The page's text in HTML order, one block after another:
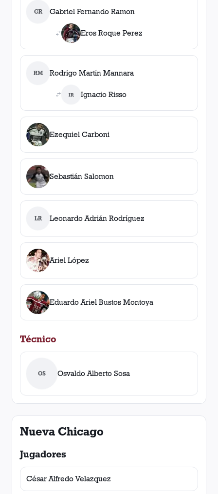
GR Gabriel Fernando Ramon
Eros Roque Perez
RM Rodrigo Martín Mannara
IR Ignacio Risso
Ezequiel Carboni
Sebastián Salomon
LR Leonardo Adrián Rodríguez
Ariel López
Eduardo Ariel Bustos Montoya
Técnico
OS Osvaldo Alberto Sosa
Nueva Chicago
Jugadores
César Alfredo Velazquez